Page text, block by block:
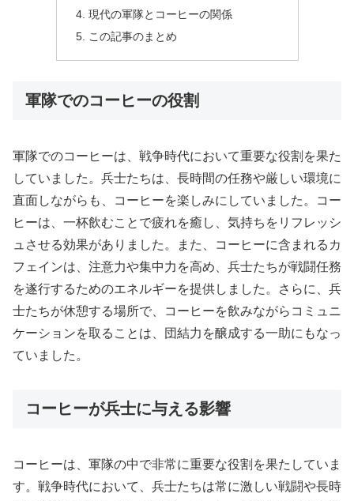
現代の軍隊とコーヒーの関係
この記事のまとめ
軍隊でのコーヒーの役割
軍隊でのコーヒーは、戦争時代において重要な役割を果た
していました。兵士たちは、長時間の任務や厳しい環境に
直面しながらも、コーヒーを楽しみにしていました。コー
ヒーは、一杯飲むことで疲れを癒し、気持ちをリフレッシ
ュさせる効果がありました。また、コーヒーに含まれるカ
フェインは、注意力や集中力を高め、兵士たちが戦闘任務
を遂行するためのエネルギーを提供しました。さらに、兵
士たちが休憩する場所で、コーヒーを飲みながらコミュニ
ケーションを取ることは、団結力を醸成する一助にもなっ
ていました。
コーヒーが兵士に与える影響
コーヒーは、軍隊の中で非常に重要な役割を果たしていま
す。戦争時代において、兵士たちは常に激しい戦闘や長時